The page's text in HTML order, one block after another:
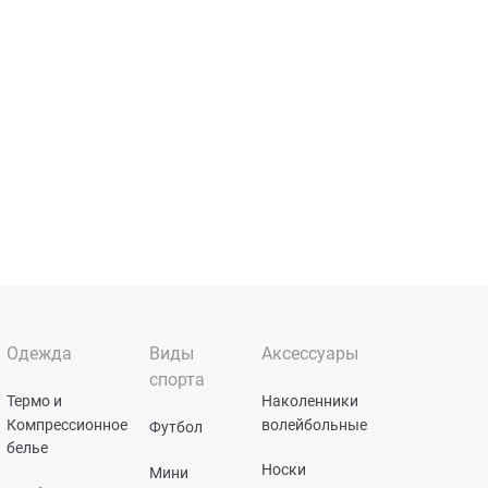
Одежда
Термо и
Компрессионное
белье
Виды
спорта
Футбол
Мини
Аксессуары
Наколенники
волейбольные
Носки